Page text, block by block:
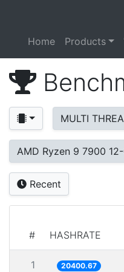
Home Products
MULTI
AMD Ryzen 9 7900
Recent
# HASHRATE
1 20400.67